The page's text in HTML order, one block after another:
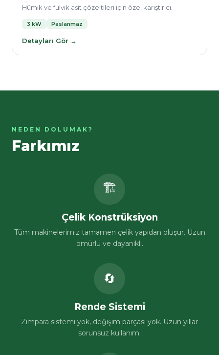
Hümik ve fulvik asit çözeltileri için özel karıştırıcı.
3 kW Paslanmaz
Detayları Gör →
NEDEN DOLUMAK?
Farkımız
🏗
Çelik Konstrüksiyon
Tüm makinelerimiz tamamen çelik yapıdan oluşur. Uzun
ömürlü ve dayanıklı.
🔄
Rende Sistemi
Zımpara sistemi yok, değişim parçası yok. Uzun yıllar
sorunsuz kullanım.